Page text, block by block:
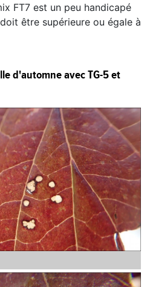
FT7 est un peu handicapé
être supérieure ou égale à
d'automne avec TG-5 et